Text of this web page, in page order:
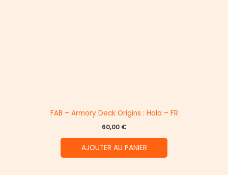
FAB – Armory Deck Origins : Hala – FR
60,00 €
AJOUTER AU PANIER